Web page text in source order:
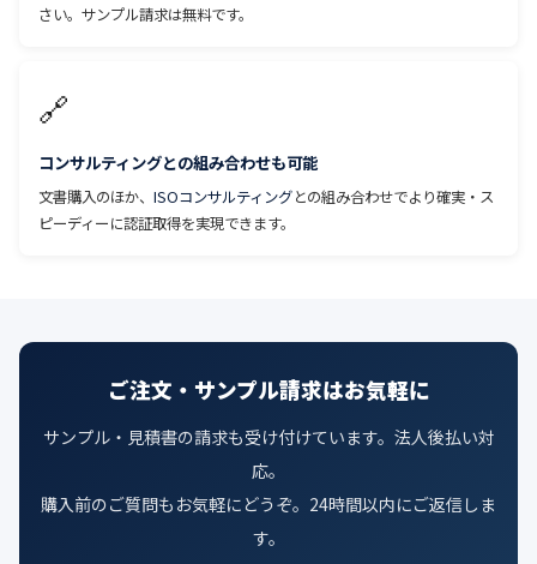
さい。サンプル請求は無料です。
🔗
コンサルティングとの組み合わせも可能
文書購入のほか、 ISOコンサルティングとの組み合わせでより確実・ス
ピーディーに認証取得を実現できます。
ご注文・サンプル請求はお気軽に
サンプル・見積書の請求も受け付けています。法人後払い対
応。
購入前のご質問もお気軽にどうぞ。24時間以内にご返信しま
す。